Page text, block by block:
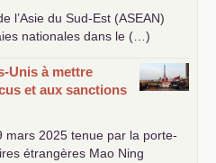
l’Asie du Sud-Est (ASEAN)
nationales dans le (…)
Unis à mettre
et aux sanctions
mars 2025 tenue par la porte-
étrangères Mao Ning